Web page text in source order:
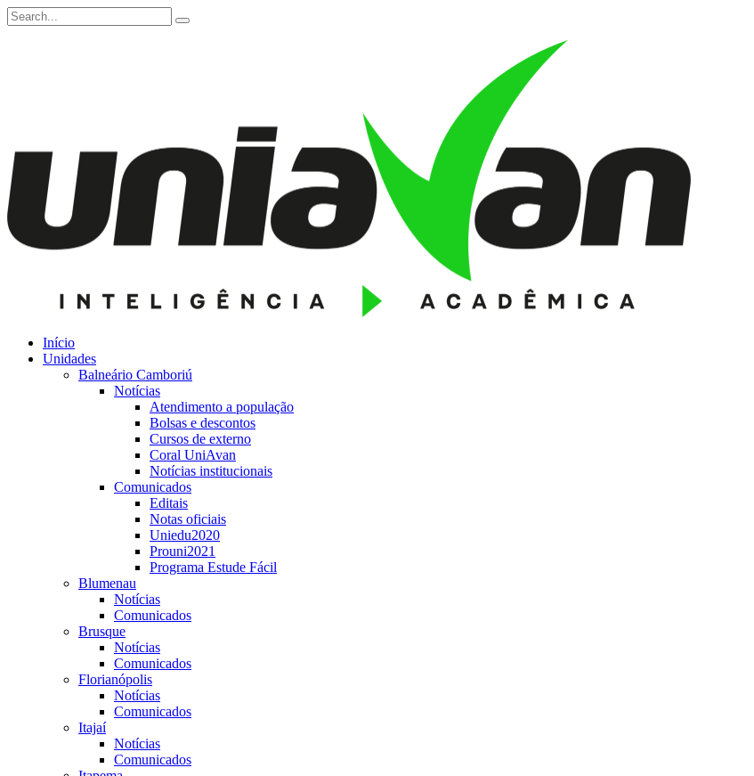
Início
Unidades
Balneário Camboriú
Notícias
Atendimento a população
Bolsas e descontos
Cursos de externo
Coral UniAvan
Notícias institucionais
Comunicados
Editais
Notas oficiais
Uniedu2020
Prouni2021
Programa Estude Fácil
Blumenau
Notícias
Comunicados
Brusque
Notícias
Comunicados
Florianópolis
Notícias
Comunicados
Itajaí
Notícias
Comunicados